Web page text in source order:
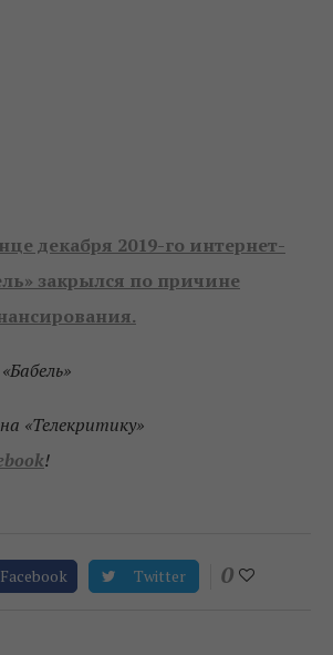
декабря 2019-го интернет-
закрылся по причине
«Телекритику»
!
Facebook Twitter 0